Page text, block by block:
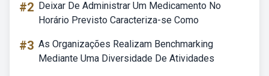
#2 Deixar De Administrar Um Medicamento No
Horário Previsto Caracteriza-se Como
#3 As Organizações Realizam Benchmarking
Mediante Uma Diversidade De Atividades